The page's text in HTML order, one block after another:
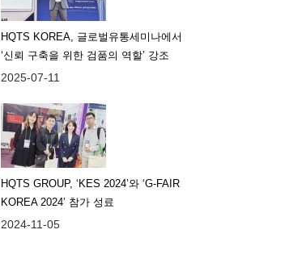
HQTS KOREA, 글로벌유통세미나에서
‘신뢰 구축을 위한 검품의 역할’ 강조
2025-07-11
HQTS GROUP, ‘KES 2024’와 ‘G-FAIR
KOREA 2024’ 참가 성료
2024-11-05